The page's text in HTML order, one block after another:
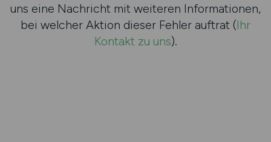
uns eine Nachricht mit weiteren Informationen,
bei welcher Aktion dieser Fehler auftrat (Ihr
Kontakt zu uns).